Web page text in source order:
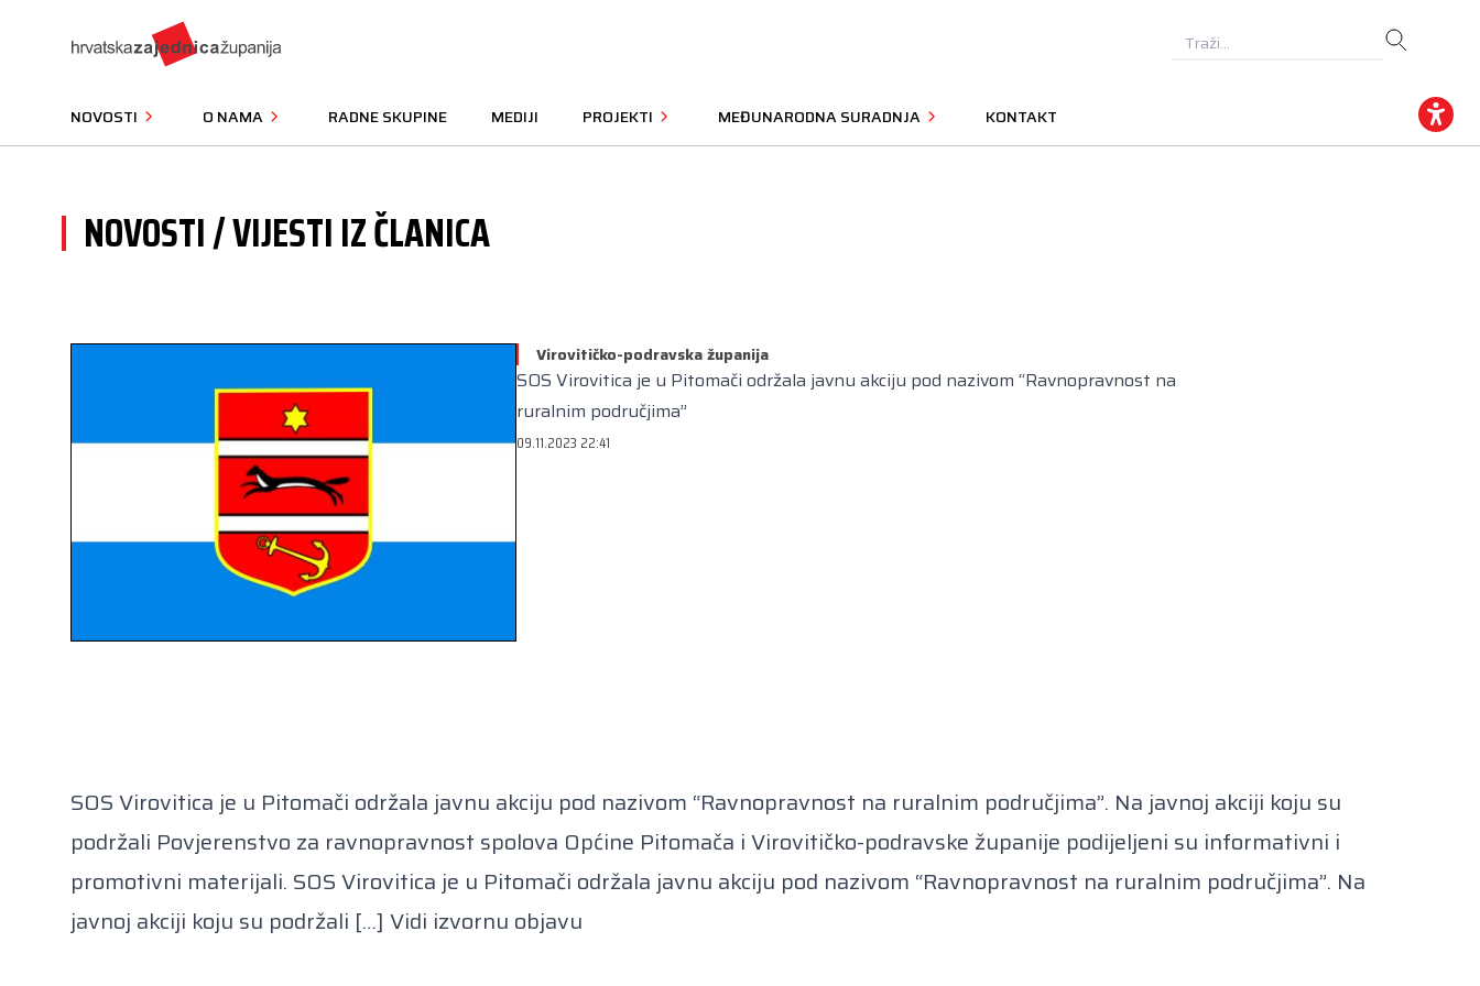
NOVOSTI O NAMA RADNE SKUPINE MEDIJI PROJEKTI MEĐUNARODNA SURADNJA KONTAKT
NOVOSTI / VIJESTI IZ ČLANICA
Virovitičko-podravska županija
SOS Virovitica je u Pitomači održala javnu akciju pod nazivom “Ravnopravnost na
ruralnim područjima”
09.11.2023 22:41
SOS Virovitica je u Pitomači održala javnu akciju pod nazivom “Ravnopravnost na ruralnim područjima”. Na javnoj akciji koju su
podržali Povjerenstvo za ravnopravnost spolova Općine Pitomača i Virovitičko-podravske županije podijeljeni su informativni i
promotivni materijali. SOS Virovitica je u Pitomači održala javnu akciju pod nazivom “Ravnopravnost na ruralnim područjima”. Na
javnoj akciji koju su podržali […] Vidi izvornu objavu